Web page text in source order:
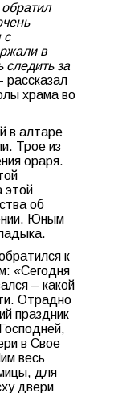
с
в
следить за
рассказал
храма во
в алтаре
Трое из
ораря.
этой
об
Юным
к
«Сегодня
– какой
Отрадно
праздник
в Свое
весь
для
двери